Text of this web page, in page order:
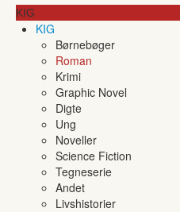
KIG
KIG
Børnebøger
Roman
Krimi
Graphic Novel
Digte
Ung
Noveller
Science Fiction
Tegneserie
Andet
Livshistorier